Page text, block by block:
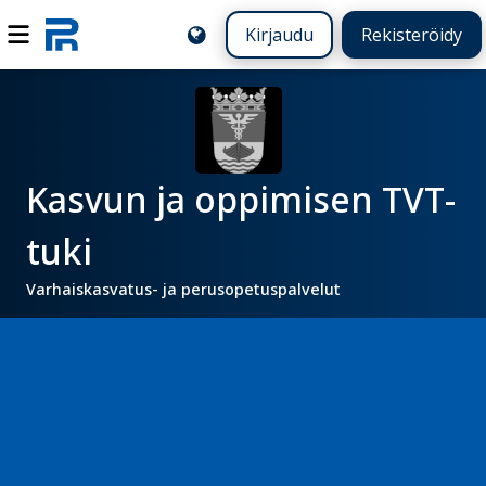
Kirjaudu Rekisteröidy
Kasvun ja oppimisen TVT-
tuki
Varhaiskasvatus- ja perusopetuspalvelut